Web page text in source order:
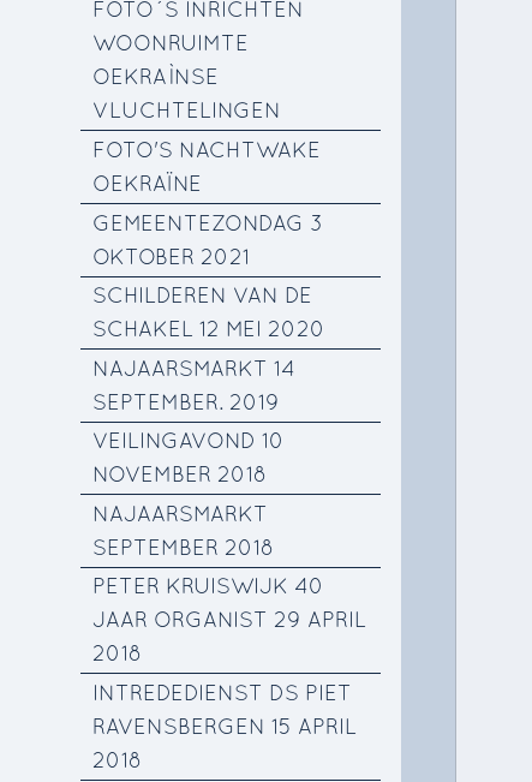
FOTO´S INRICHTEN
WOONRUIMTE
OEKRAÌNSE
VLUCHTELINGEN
FOTO'S NACHTWAKE
OEKRAÏNE
GEMEENTEZONDAG 3
OKTOBER 2021
SCHILDEREN VAN DE
SCHAKEL 12 MEI 2020
NAJAARSMARKT 14
SEPTEMBER. 2019
VEILINGAVOND 10
NOVEMBER 2018
NAJAARSMARKT
SEPTEMBER 2018
PETER KRUISWIJK 40
JAAR ORGANIST 29 APRIL
2018
INTREDEDIENST DS PIET
RAVENSBERGEN 15 APRIL
2018